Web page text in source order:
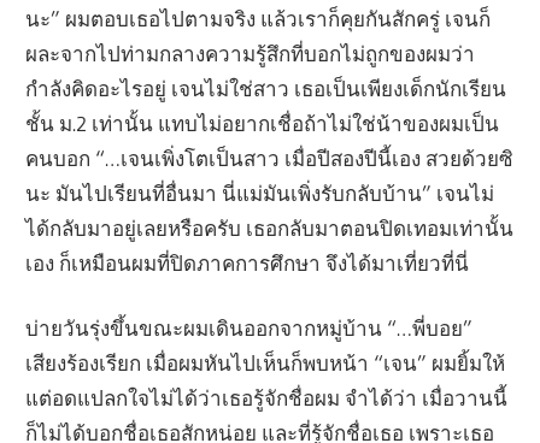
นะ” ผมตอบเธอไปตามจริง แล้วเราก็คุยกันสักครู่ เจนก็
ผละจากไปท่ามกลางความรู้สึกที่บอกไม่ถูกของผมว่า
กำลังคิดอะไรอยู่ เจนไม่ใช่สาว เธอเป็นเพียงเด็กนักเรียน
ชั้น ม.2 เท่านั้น แทบไม่อยากเชื่อถ้าไม่ใช่น้าของผมเป็น
คนบอก “…เจนเพิ่งโตเป็นสาว เมื่อปีสองปีนี้เอง สวยด้วยซิ
นะ มันไปเรียนที่อื่นมา นี่แม่มันเพิ่งรับกลับบ้าน” เจนไม่
ได้กลับมาอยู่เลยหรือครับ เธอกลับมาตอนปิดเทอมเท่านั้น
เอง ก็เหมือนผมที่ปิดภาคการศึกษา จึงได้มาเที่ยวที่นี่
บ่ายวันรุ่งขึ้นขณะผมเดินออกจากหมู่บ้าน “…พี่บอย”
เสียงร้องเรียก เมื่อผมหันไปเห็นก็พบหน้า “เจน” ผมยิ้มให้
แต่อดแปลกใจไม่ได้ว่าเธอรู้จักชื่อผม จำได้ว่า เมื่อวานนี้
ก็ไม่ได้บอกชื่อเธอสักหน่อย และที่รู้จักชื่อเธอ เพราะเธอ